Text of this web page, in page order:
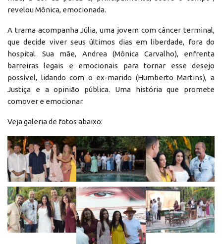
revelou Mônica, emocionada.
A trama acompanha Júlia, uma jovem com câncer terminal,
que decide viver seus últimos dias em liberdade, fora do
hospital. Sua mãe, Andrea (Mônica Carvalho), enfrenta
barreiras legais e emocionais para tornar esse desejo
possível, lidando com o ex-marido (Humberto Martins), a
Justiça e a opinião pública. Uma história que promete
comover e emocionar.
Veja galeria de fotos abaixo: